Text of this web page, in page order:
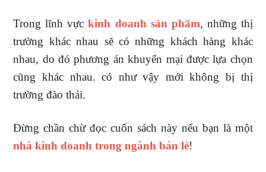
Trong lĩnh vực kinh doanh sản phẩm, những thị
trường khác nhau sẽ có những khách hàng khác
nhau, do đó phương án khuyến mại được lựa chọn
cũng khác nhau. có như vậy mới không bị thị
trường đào thải.
Đừng chần chừ đọc cuốn sách này nếu bạn là một
nhà kinh doanh trong ngành bán lẻ!